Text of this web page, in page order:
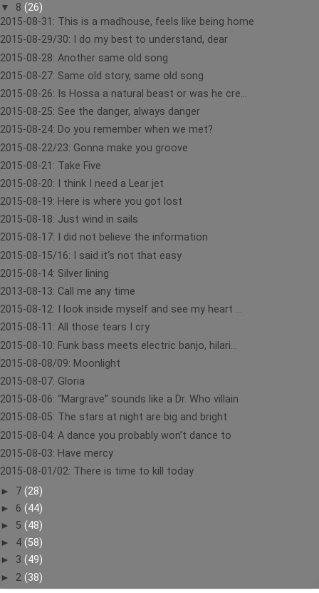
▼ 8 (26)
2015-08-31: This is a madhouse, feels like being home
2015-08-29/30: I do my best to understand, dear
2015-08-28: Another same old song
2015-08-27: Same old story, same old song
2015-08-26: Is Hossa a natural beast or was he cre...
2015-08-25: See the danger, always danger
2015-08-24: Do you remember when we met?
2015-08-22/23: Gonna make you groove
2015-08-21: Take Five
2015-08-20: I think I need a Lear jet
2015-08-19: Here is where you got lost
2015-08-18: Just wind in sails
2015-08-17: I did not believe the information
2015-08-15/16: I said it‘s not that easy
2015-08-14: Silver lining
2013-08-13: Call me any time
2015-08-12: I look inside myself and see my heart ...
2015-08-11: All those tears I cry
2015-08-10: Funk bass meets electric banjo, hilari...
2015-08-08/09: Moonlight
2015-08-07: Gloria
2015-08-06: “Margrave” sounds like a Dr. Who villain
2015-08-05: The stars at night are big and bright
2015-08-04: A dance you probably won’t dance to
2015-08-03: Have mercy
2015-08-01/02: There is time to kill today
► 7 (28)
► 6 (44)
► 5 (48)
► 4 (58)
► 3 (49)
► 2 (38)